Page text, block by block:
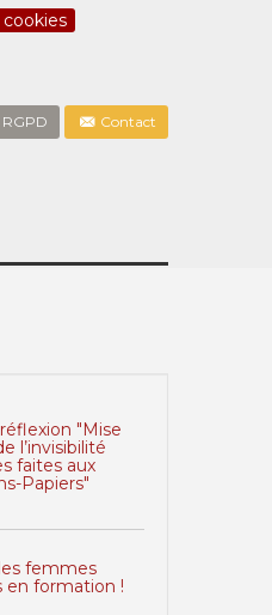
RGPD Contact
"Mise
l’invisibilité
faites aux
Papiers"
femmes
en formation !